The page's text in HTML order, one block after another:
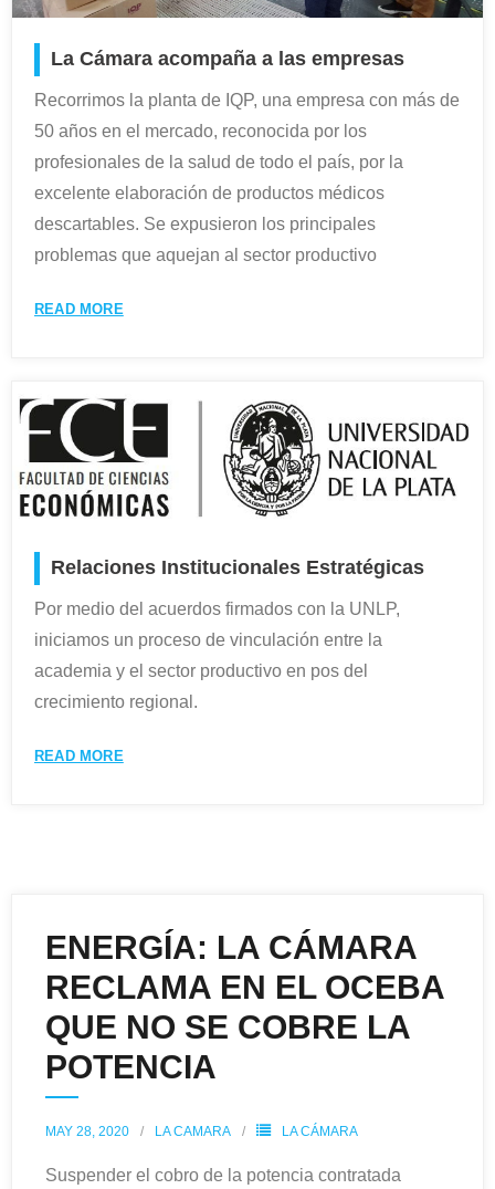
La Cámara acompaña a las empresas
Recorrimos la planta de IQP, una empresa con más de
50 años en el mercado, reconocida por los
profesionales de la salud de todo el país, por la
excelente elaboración de productos médicos
descartables. Se expusieron los principales
problemas que aquejan al sector productivo
READ MORE
Relaciones Institucionales Estratégicas
Por medio del acuerdos firmados con la UNLP,
iniciamos un proceso de vinculación entre la
academia y el sector productivo en pos del
crecimiento regional.
READ MORE
ENERGÍA: LA CÁMARA
RECLAMA EN EL OCEBA
QUE NO SE COBRE LA
POTENCIA
MAY 28, 2020 LA CAMARA LA CÁMARA
Suspender el cobro de la potencia contratada